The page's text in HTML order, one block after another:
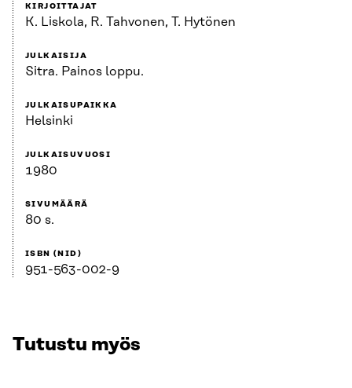
KIRJOITTAJAT
K. Liskola, R. Tahvonen, T. Hytönen
JULKAISIJA
Sitra. Painos loppu.
JULKAISUPAIKKA
Helsinki
JULKAISUVUOSI
1980
SIVUMÄÄRÄ
80 s.
ISBN (NID)
951-563-002-9
Tutustu myös